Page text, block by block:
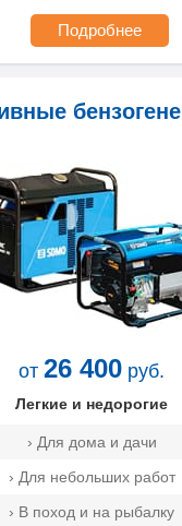
Подробнее
от 26 400 руб.
Легкие и недорогие
› Для дома и дачи
› Для небольших работ
› В поход и на рыбалку